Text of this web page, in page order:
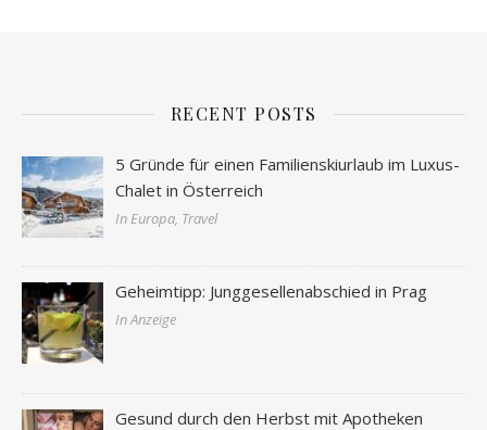
RECENT POSTS
5 Gründe für einen Familienskiurlaub im Luxus-
Chalet in Österreich
In Europa, Travel
Geheimtipp: Junggesellenabschied in Prag
In Anzeige
Gesund durch den Herbst mit Apotheken